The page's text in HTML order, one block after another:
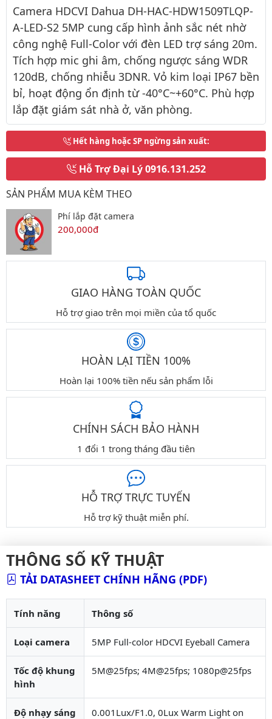
Camera HDCVI Dahua DH-HAC-HDW1509TLQP-
A-LED-S2 5MP cung cấp hình ảnh sắc nét nhờ
công nghệ Full-Color với đèn LED trợ sáng 20m.
Tích hợp mic ghi âm, chống ngược sáng WDR
120dB, chống nhiễu 3DNR. Vỏ kim loại IP67 bền
bỉ, hoạt động ổn định từ -40°C~+60°C. Phù hợp
lắp đặt giám sát nhà ở, văn phòng.
Hết hàng hoặc SP ngừng sản xuất:
Hỗ Trợ Đại Lý0916.131.252
SẢN PHẨM MUA KÈM THEO
Phí lắp đặt camera
200,000đ
GIAO HÀNG TOÀN QUỐC
Hỗ trợ giao trên mọi miền của tổ quốc
HOÀN LẠI TIỀN 100%
Hoàn lại 100% tiền nếu sản phẩm lỗi
CHÍNH SÁCH BẢO HÀNH
1 đổi 1 trong tháng đầu tiên
HỖ TRỢ TRỰC TUYẾN
Hỗ trợ kỹ thuật miễn phí.
THÔNG SỐ KỸ THUẬT
TẢI DATASHEET CHÍNH HÃNG (PDF)
Tính năng Thông số
Loại camera 5MP Full-color HDCVI Eyeball Camera
Tốc độ khung
hình
5M@25fps; 4M@25fps; 1080p@25fps
Độ nhạy sáng 0.001Lux/F1.0, 0Lux Warm Light on